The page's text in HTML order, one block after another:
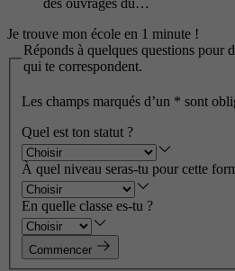
Je trouve mon école en 1 minute !
Réponds à quelques questions pour
qui te correspondent.
Les champs marqués d’un * sont
Quel est ton statut ?
À quel niveau seras-tu pour cette
En quelle classe es-tu ?
Commencer